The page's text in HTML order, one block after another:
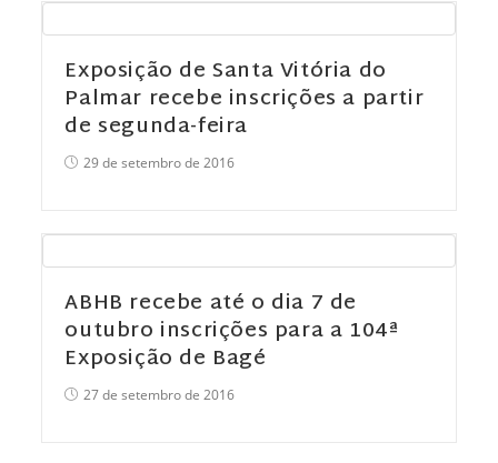
Exposição de Santa Vitória do
Palmar recebe inscrições a partir
de segunda-feira
29 de setembro de 2016
ABHB recebe até o dia 7 de
outubro inscrições para a 104ª
Exposição de Bagé
27 de setembro de 2016